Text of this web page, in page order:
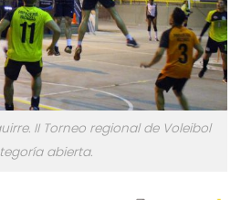
II Torneo regional de Voleibol
abierta.